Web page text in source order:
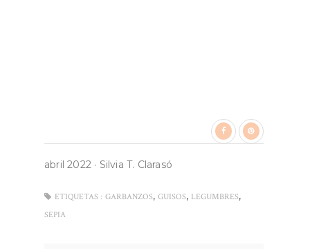
abril 2022 · Silvia T. Clarasó
ETIQUETAS : GARBANZOS, GUISOS, LEGUMBRES,
SEPIA